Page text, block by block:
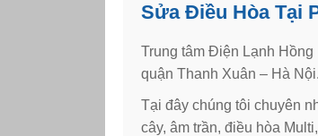
Sửa Điều Hòa Tại
Trung tâm Điện Lạnh
quận Thanh Xuân – Hà Nội.
Tại đây chúng tôi chuyên
cây, âm trần, điều hòa